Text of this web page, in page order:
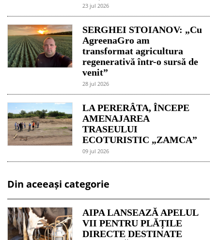
23 jul 2026
SERGHEI STOIANOV: „Cu
AgreenaGro am
transformat agricultura
regenerativă într-o sursă de
venit”
28 jul 2026
LA PERERÂTA, ÎNCEPE
AMENAJAREA
TRASEULUI
ECOTURISTIC „ZAMCA”
09 jul 2026
Din aceeași categorie
AIPA LANSEAZĂ APELUL
VII PENTRU PLĂȚILE
DIRECTE DESTINATE